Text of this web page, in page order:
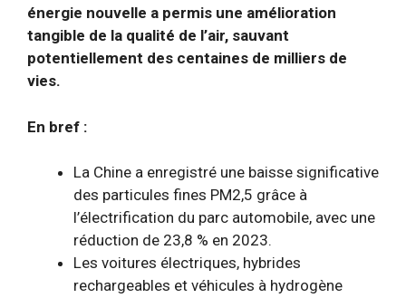
énergie nouvelle a permis une amélioration
tangible de la qualité de l’air, sauvant
potentiellement des centaines de milliers de
vies.
En bref :
La Chine a enregistré une baisse significative
des particules fines PM2,5 grâce à
l’électrification du parc automobile, avec une
réduction de 23,8 % en 2023.
Les voitures électriques, hybrides
rechargeables et véhicules à hydrogène